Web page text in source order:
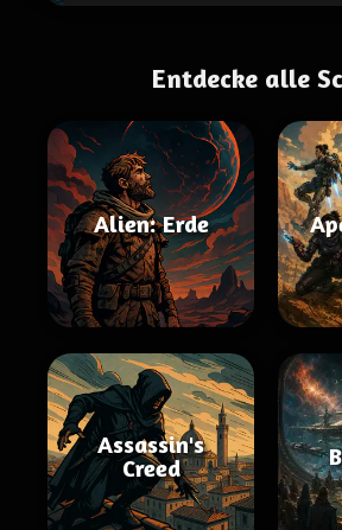
Entdecke alle
Alien: Erde
Assassin's
Creed